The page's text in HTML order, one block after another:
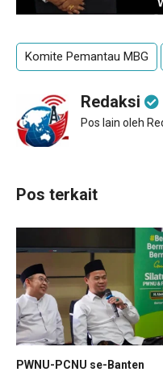
Komite Pemantau MBG
Redaksi
Pos lain oleh
Pos terkait
PWNU-PCNU se-Banten